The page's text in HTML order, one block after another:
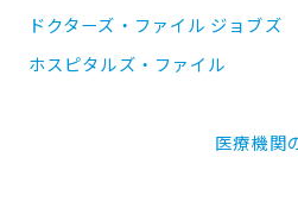
ドクターズ・ファイル ジョブズ
ホスピタルズ・ファイル
医療機関